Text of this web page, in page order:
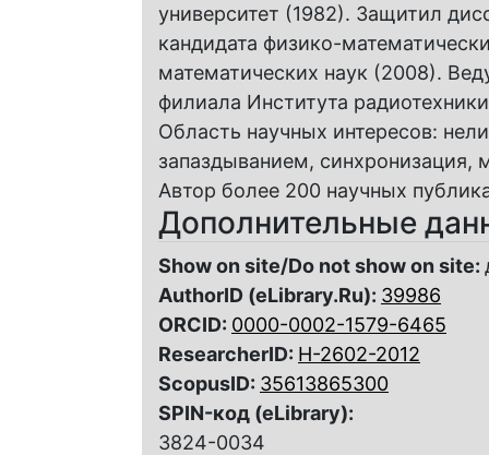
университет (1982). Защитил
кандидата физико-
математических наук (2008).
филиала Института
Область научных интересов:
запаздыванием, синхронизация,
Автор более 200 научных
Дополнительные
Show on site/Do not show on site:
AuthorID (eLibrary.Ru): 39986
ORCID: 0000-0002-1579-6465
ResearcherID: H-2602-2012
ScopusID: 35613865300
SPIN-код (eLibrary):
3824-0034